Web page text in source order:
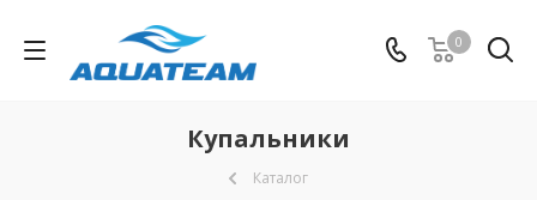
0
Купальники
Каталог